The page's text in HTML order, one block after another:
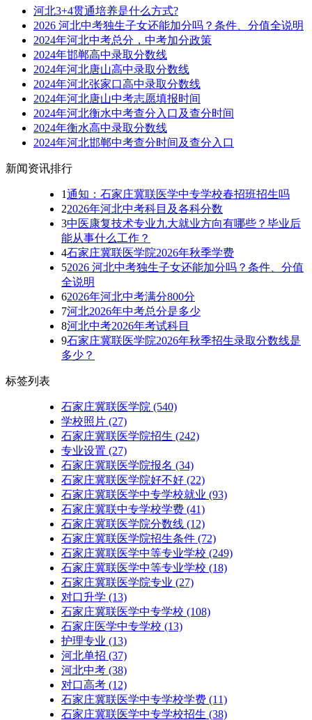
河北3+4贯通培养是什么方式?
2026 河北中考独生子女还能加分吗？条件、分值全说明
2024年河北中考总分，中考加分政策
2024年邯郸高中录取分数线
2024年河北唐山高中录取分数线
2024年河北张家口高中录取分数线
2024年河北唐山中考志愿填报时间
2024年河北衡水中考查分入口及查分时间
2024年衡水高中录取分数线
2024年河北邯郸中考查分时间及查分入口
新闻资讯排行
1通知：石家庄冀联医学中专学校春招班招生吗
22026年河北中考科目及各科分数
3中医康复技术专业九大就业方向有哪些？毕业后
能从事什么工作？
4石家庄冀联医学院2026年秋季学费
52026 河北中考独生子女还能加分吗？条件、分值
全说明
62026年河北中考满分800分
7河北2026年中考总分是多少
8河北中考2026年考试科目
9石家庄冀联医学院2026年秋季招生录取分数线是
多少？
标签列表
石家庄冀联医学院 (540)
学校照片 (27)
石家庄冀联医学院招生 (242)
专业设置 (27)
石家庄冀联医学院报名 (34)
石家庄冀联医学院好不好 (22)
石家庄冀联医学中专学校就业 (93)
石家庄冀联中专学校学费 (41)
石家庄冀联医学院分数线 (12)
石家庄冀联医学院招生条件 (72)
石家庄冀联医学中等专业学校 (249)
石家庄冀联医学中等专业学校​ (18)
石家庄冀联医学院专业 (27)
对口升学 (13)
石家庄冀联医学中专学校 (108)
石家庄医学中专学校 (13)
护理专业 (13)
河北单招 (37)
河北中考 (38)
对口高考 (12)
石家庄冀联医学中专学校学费 (11)
石家庄冀联医学中专学校招生 (38)